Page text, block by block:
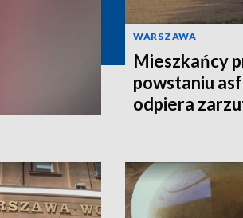
WARSZAWA
Mieszkańcy
powstaniu
odpiera